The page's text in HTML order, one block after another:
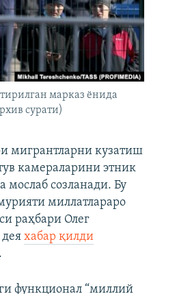
марказ ёнида
сурати)
мигрантларни кузатиш
камераларини этник
созланади. Бу
миллатлараро
раҳбари Олег
хабар қилди
функционал “миллий